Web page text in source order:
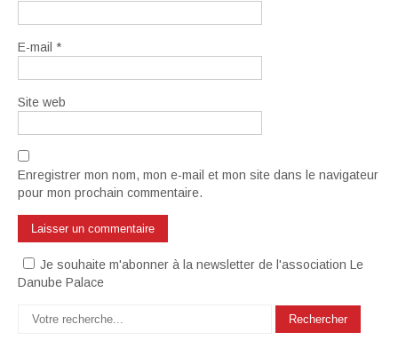
E-mail *
Site web
Enregistrer mon nom, mon e-mail et mon site dans le navigateur
pour mon prochain commentaire.
Je souhaite m'abonner à la newsletter de l'association Le
Danube Palace